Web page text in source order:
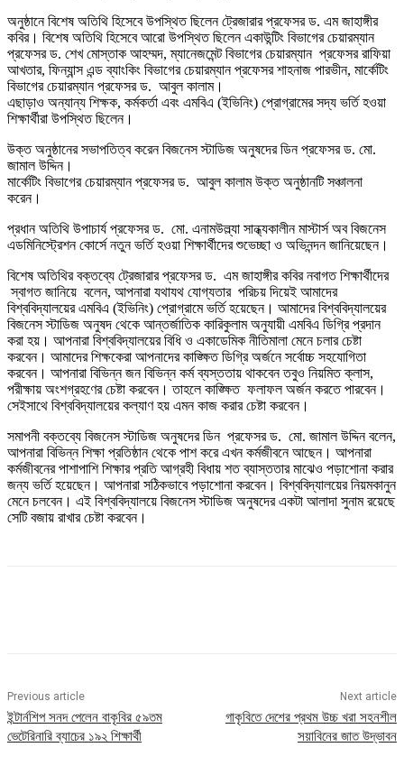
অনুষ্ঠানে বিশেষ অতিথি হিসেবে উপস্থিত ছিলেন ট্রেজারার প্রফেসর ড. এম জাহাঙ্গীর
কবির। বিশেষ অতিথি হিসেবে আরো উপস্থিত ছিলেন একাউন্টিং বিভাগের চেয়ারম্যান
প্রফেসর ড. শেখ মোস্তাক আহম্মদ, ম্যানেজমেন্ট বিভাগের চেয়ারম্যান প্রফেসর রাফিয়া
আখতার, ফিন্যান্স এন্ড ব্যাংকিং বিভাগের চেয়ারম্যান প্রফেসর শাহনাজ পারভীন, মার্কেটিং
বিভাগের চেয়ারম্যান প্রফেসর ড. আবুল কালাম।
এছাড়াও অন্যান্য শিক্ষক, কর্মকর্তা এবং এমবিএ (ইভিনিং) প্রোগ্রামের সদ্য ভর্তি হওয়া
শিক্ষার্থীরা উপস্থিত ছিলেন।
উক্ত অনুষ্ঠানের সভাপতিত্ব করেন বিজনেস স্টাডিজ অনুষদের ডিন প্রফেসর ড. মো.
জামাল উদ্দিন।
মার্কেটিং বিভাগের চেয়ারম্যান প্রফেসর ড. আবুল কালাম উক্ত অনুষ্ঠানটি সঞ্চালনা
করেন।
প্রধান অতিথি উপাচার্য প্রফেসর ড. মো. এনামউল্ল্যা সান্ধ্যকালীন মাস্টার্স অব বিজনেস
এডমিনিস্ট্রেশন কোর্সে নতুন ভর্তি হওয়া শিক্ষার্থীদের শুভেচ্ছা ও অভিনন্দন জানিয়েছেন।
বিশেষ অতিথির বক্তব্যে ট্রেজারার প্রফেসর ড. এম জাহাঙ্গীর কবির নবাগত শিক্ষার্থীদের
স্বাগত জানিয়ে বলেন, আপনারা যথাযথ যোগ্যতার পরিচয় দিয়েই আমাদের
বিশ্ববিদ্যালয়ের এমবিএ (ইভিনিং) প্রোগ্রামে ভর্তি হয়েছেন। আমাদের বিশ্ববিদ্যালয়ের
বিজনেস স্টাডিজ অনুষদ থেকে আন্তর্জাতিক কারিকুলাম অনুযায়ী এমবিএ ডিগ্রি প্রদান
করা হয়। আপনারা বিশ্ববিদ্যালয়ের বিধি ও একাডেমিক নীতিমালা মেনে চলার চেষ্টা
করবেন। আমাদের শিক্ষকেরা আপনাদের কাঙ্ক্ষিত ডিগ্রি অর্জনে সর্বোচ্চ সহযোগিতা
করবেন। আপনারা বিভিন্ন জন বিভিন্ন কর্ম ব্যস্ততায় থাকবেন তবুও নিয়মিত ক্লাস,
পরীক্ষায় অংশগ্রহণের চেষ্টা করবেন। তাহলে কাঙ্ক্ষিত ফলাফল অর্জন করতে পারবেন।
সেইসাথে বিশ্ববিদ্যালয়ের কল্যাণ হয় এমন কাজ করার চেষ্টা করবেন।
সমাপনী বক্তব্যে বিজনেস স্টাডিজ অনুষদের ডিন প্রফেসর ড. মো. জামাল উদ্দিন বলেন,
আপনারা বিভিন্ন শিক্ষা প্রতিষ্ঠান থেকে পাশ করে এখন কর্মজীবনে আছেন। আপনারা
কর্মজীবনের পাশাপাশি শিক্ষার প্রতি আগ্রহী বিধায় শত ব্যাস্ততার মাঝেও পড়াশোনা করার
জন্য ভর্তি হয়েছেন। আপনারা সঠিকভাবে পড়াশোনা করবেন। বিশ্ববিদ্যালয়ের নিয়মকানুন
মেনে চলবেন। এই বিশ্ববিদ্যালয়ে বিজনেস স্টাডিজ অনুষদের একটা আলাদা সুনাম রয়েছে
সেটি বজায় রাখার চেষ্টা করবেন।
Previous article
ইন্টার্নশিপ সনদ পেলেন বাকৃবির ৫৯তম
ভেটেরিনারি ব্যাচের ১৯২ শিক্ষার্থী
Next article
গাকৃবিতে দেশের প্রথম উচ্চ খরা সহনশীল
সয়াবিনের জাত উদ্ভাবন